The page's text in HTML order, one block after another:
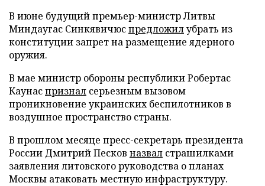
В июне будущий премьер-министр Литвы
Миндаугас Синкявичюспредложилубрать из
конституции запрет на размещение ядерного
оружия.
В мае министр обороны республики Робертас
Каунаспризнал серьезным вызовом
проникновение украинских беспилотников в
воздушное пространство страны.
В прошлом месяце пресс-секретарь президента
России Дмитрий Песков назвал страшилками
заявления литовского руководства о планах
Москвы атаковать местную инфраструктуру.